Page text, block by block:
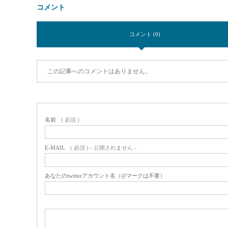
コメント
コメント (0)
この記事へのコメントはありません。
名前 ( 必須 )
E-MAIL ( 必須 ) - 公開されません -
あなたのtwitterアカウント名（@マークは不要）